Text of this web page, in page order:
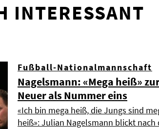
INTERESSANT
Fußball-Nationalmannschaft
Nagelsmann: «Mega heiß»
Neuer als Nummer eins
«Ich bin mega heiß, die Jungs sind
heiß»: Julian Nagelsmann blickt nach